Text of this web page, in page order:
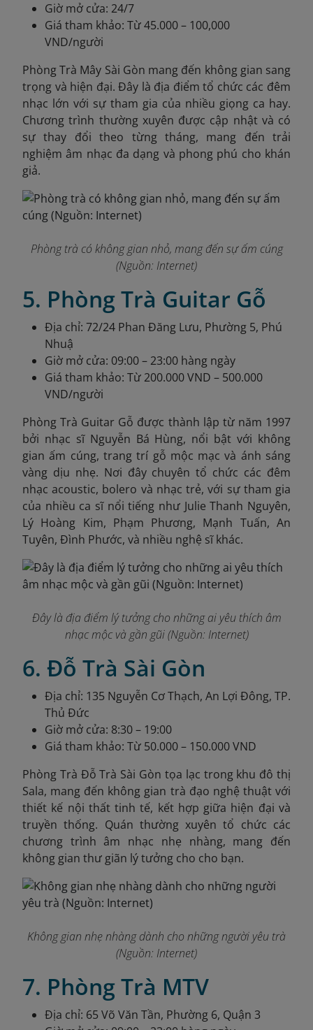
Giờ mở cửa: 24/7
Giá tham khảo: Từ 45.000 – 100,000
VND/người
Phòng Trà Mây Sài Gòn mang đến không gian sang
trọng và hiện đại. Đây là địa điểm tổ chức các đêm
nhạc lớn với sự tham gia của nhiều giọng ca hay.
Chương trình thường xuyên được cập nhật và có
sự thay đổi theo từng tháng, mang đến trải
nghiệm âm nhạc đa dạng và phong phú cho khán
giả.
Phòng trà có không gian nhỏ, mang đến sự ấm cúng
(Nguồn: Internet)
5. Phòng Trà Guitar Gỗ
Địa chỉ: 72/24 Phan Đăng Lưu, Phường 5, Phú
Nhuậ
Giờ mở cửa: 09:00 – 23:00 hàng ngày
Giá tham khảo: Từ 200.000 VND – 500.000
VND/người
Phòng Trà Guitar Gỗ được thành lập từ năm 1997
bởi nhạc sĩ Nguyễn Bá Hùng, nổi bật với không
gian ấm cúng, trang trí gỗ mộc mạc và ánh sáng
vàng dịu nhẹ. Nơi đây chuyên tổ chức các đêm
nhạc acoustic, bolero và nhạc trẻ, với sự tham gia
của nhiều ca sĩ nổi tiếng như Julie Thanh Nguyên,
Lý Hoàng Kim, Phạm Phương, Mạnh Tuấn, An
Tuyên, Đình Phước, và nhiều nghệ sĩ khác.
Đây là địa điểm lý tưởng cho những ai yêu thích âm
nhạc mộc và gần gũi (Nguồn: Internet)
6. Đỗ Trà Sài Gòn
Địa chỉ: 135 Nguyễn Cơ Thạch, An Lợi Đông, TP.
Thủ Đức
Giờ mở cửa: 8:30 – 19:00
Giá tham khảo: Từ 50.000 – 150.000 VND
Phòng Trà Đỗ Trà Sài Gòn tọa lạc trong khu đô thị
Sala, mang đến không gian trà đạo nghệ thuật với
thiết kế nội thất tinh tế, kết hợp giữa hiện đại và
truyền thống. Quán thường xuyên tổ chức các
chương trình âm nhạc nhẹ nhàng, mang đến
không gian thư giãn lý tưởng cho cho bạn.
Không gian nhẹ nhàng dành cho những người yêu trà
(Nguồn: Internet)
7. Phòng Trà MTV
Địa chỉ: 65 Võ Văn Tần, Phường 6, Quận 3